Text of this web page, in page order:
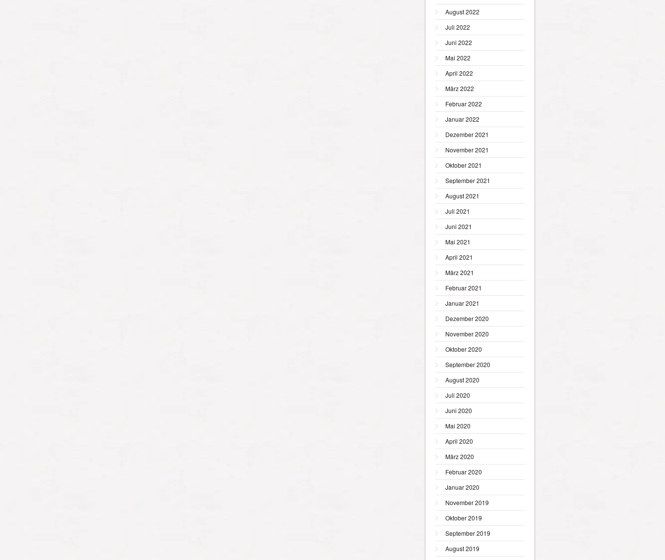
August 2022
Juli 2022
Juni 2022
Mai 2022
April 2022
März 2022
Februar 2022
Januar 2022
Dezember 2021
November 2021
Oktober 2021
September 2021
August 2021
Juli 2021
Juni 2021
Mai 2021
April 2021
März 2021
Februar 2021
Januar 2021
Dezember 2020
November 2020
Oktober 2020
September 2020
August 2020
Juli 2020
Juni 2020
Mai 2020
April 2020
März 2020
Februar 2020
Januar 2020
November 2019
Oktober 2019
September 2019
August 2019